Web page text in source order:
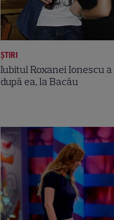
ȘTIRI
Iubitul Roxanei Ionescu
după ea, la Bacău